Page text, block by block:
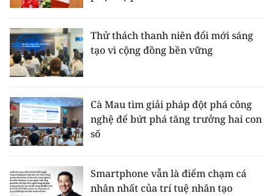
Thử thách thanh niên đổi mới sáng
tạo vì cộng đồng bền vững
Cà Mau tìm giải pháp đột phá công
nghệ để bứt phá tăng trưởng hai con
số
Smartphone vẫn là điểm chạm cá
nhân nhất của trí tuệ nhân tạo